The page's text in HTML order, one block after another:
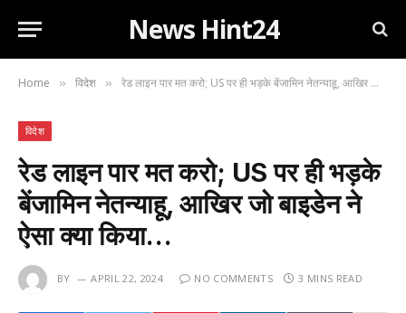
News Hint24
Home » विदेश » रेड लाइन पार मत करो; US पर ही भड़के बेंजामिन नेतन्याहू, आखिर जो बाइडेन ने ऐसा क्या किया…
विदेश
रेड लाइन पार मत करो; US पर ही भड़के
बेंजामिन नेतन्याहू, आखिर जो बाइडेन ने
ऐसा क्या किया…
BY APRIL 22, 2024 NO COMMENTS 3 MINS READ